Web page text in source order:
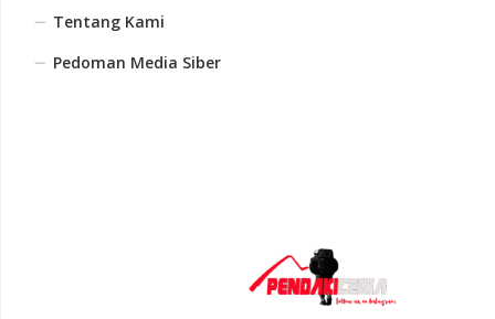
Tentang Kami
Pedoman Media Siber